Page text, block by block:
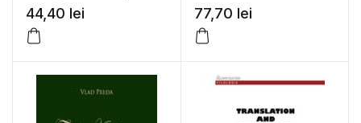
in literatura secolului
XX – Gabriela Glavan
(coord.)
44,40 lei
mijloc si ai
Prerenasterii franceze
– Serban Foarta
77,70 lei